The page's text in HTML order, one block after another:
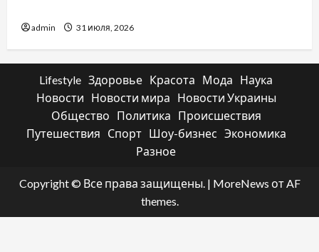
admin 31 июля, 2026
Lifestyle Здоровье Красота Мода
Наука
Новости
Новости мира
Новости Украины
Общество
Политика
Происшествия
Путешествия
Спорт Шоу-бизнес Экономика
Разное
Copyright © Все права защищены. | MoreNews от AF
themes.